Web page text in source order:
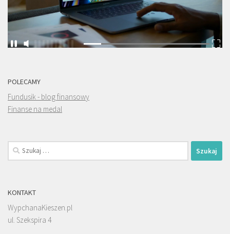
POLECAMY
Fundusik - blog finansowy
Finanse na medal
Szukaj:
KONTAKT
WypchanaKieszen.pl
ul. Szekspira 4